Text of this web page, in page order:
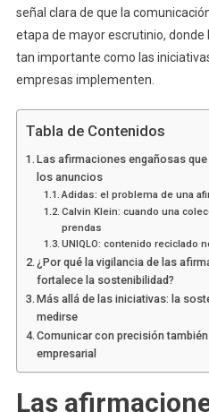
señal clara de que la
etapa de mayor escrutinio, donde
tan importante como las
empresas implementen.
Tabla de Contenidos
Las afirmaciones engañosas
los anuncios
Adidas: el problema de una
Calvin Klein: cuando una
prendas
UNIQLO: contenido reciclado
¿Por qué la vigilancia de las
fortalece la sostenibilidad?
Más allá de las iniciativas: la
medirse
Comunicar con precisión
empresarial
Las